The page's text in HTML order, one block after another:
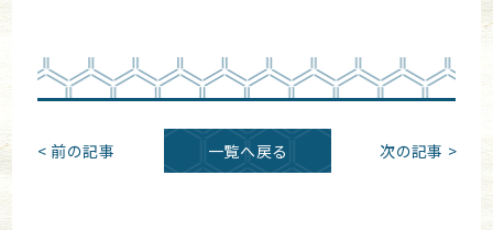
< 前の記事 一覧へ戻る 次の記事 >